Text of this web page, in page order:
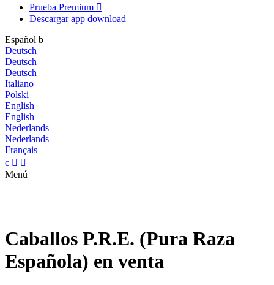
Prueba Premium 
Descargar app download
Español b
Deutsch
Deutsch
Deutsch
Italiano
Polski
English
English
Nederlands
Nederlands
Français
c  
Menú
Caballos P.R.E. (Pura Raza
Española) en venta